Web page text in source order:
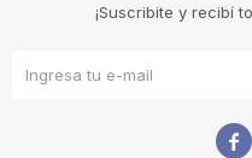
¡Suscribite y recibí
